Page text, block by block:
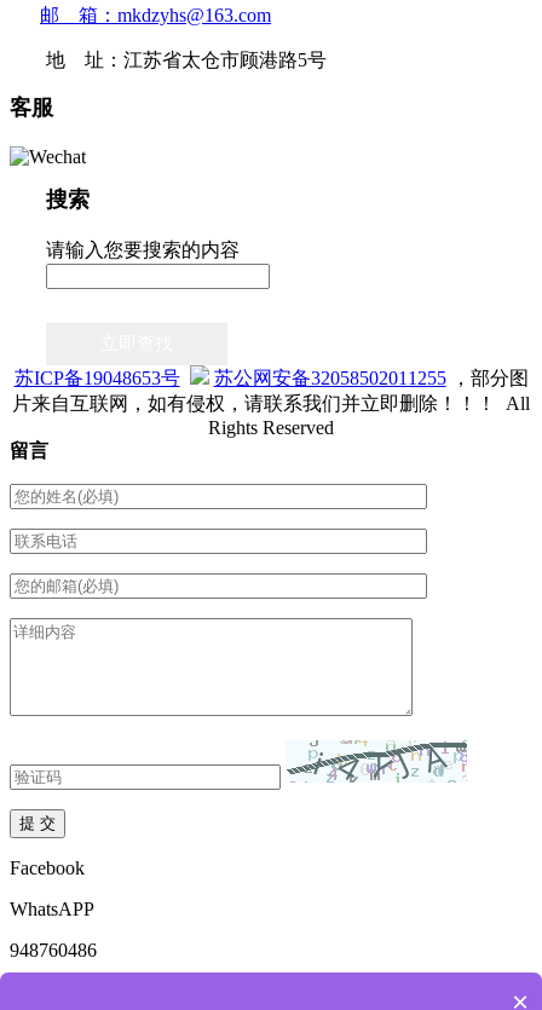
邮 箱：mkdzyhs@163.com
地 址：江苏省太仓市顾港路5号
客服
搜索
请输入您要搜索的内容
苏ICP备19048653号
苏公网安备32058502011255，部分图
片来自互联网，如有侵权，请联系我们并立即删除！！！ All
Rights Reserved
留言
Facebook
WhatsAPP
948760486
×